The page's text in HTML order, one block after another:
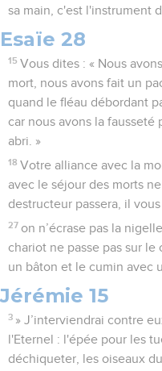
sa main, c'est l'instrument
Esaïe 28
15 Vous dites : « Nous
mort, nous avons fait un
quand le fléau débordant
car nous avons la
abri. »
18 Votre alliance avec la
avec le séjour des morts
destructeur passera, il vous
27 on n’écrase pas la
chariot ne passe pas sur
un bâton et le cumin avec
Jérémie 15
3 » J’interviendrai contre
l'Eternel : l'épée pour les
déchiqueter, les oiseaux